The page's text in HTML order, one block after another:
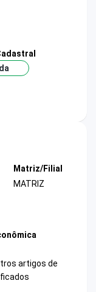
Matriz/Filial
MATRIZ
artigos de